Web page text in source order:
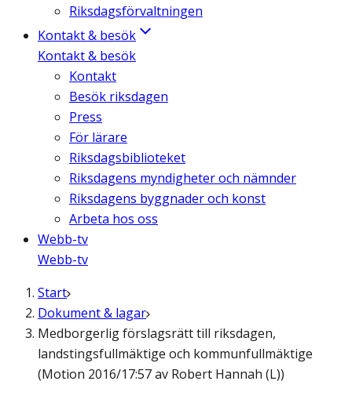
Riksdagsförvaltningen
Kontakt & besök
Kontakt & besök
Kontakt
Besök riksdagen
Press
För lärare
Riksdagsbiblioteket
Riksdagens myndigheter och nämnder
Riksdagens byggnader och konst
Arbeta hos oss
Webb-tv
Webb-tv
Start
Dokument & lagar
Medborgerlig förslagsrätt till riksdagen,
landstingsfullmäktige och kommunfullmäktige
(Motion 2016/17:57 av Robert Hannah (L))